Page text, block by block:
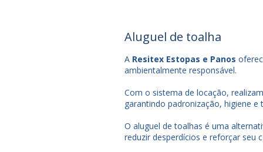
Aluguel de toalha
A Resitex Estopas e Panos
ambientalmente responsável.
Com o sistema de locação,
garantindo padronização, higiene
O aluguel de toalhas é uma
reduzir desperdícios e reforçar seu